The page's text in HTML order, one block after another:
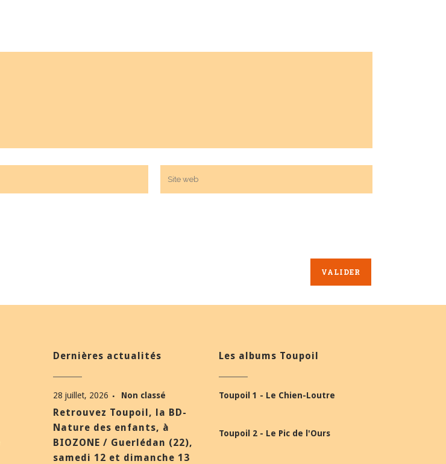
Dernières actualités
28 juillet, 2026 Non classé
Retrouvez Toupoil, la BD-
Nature des enfants, à
BIOZONE / Guerlédan (22),
samedi 12 et dimanche 13
Les albums Toupoil
Toupoil 1 - Le Chien-Loutre
Toupoil 2 - Le Pic de l'Ours